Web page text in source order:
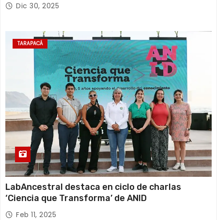
Dic 30, 2025
TARAPACÁ
LabAncestral destaca en ciclo de charlas
‘Ciencia que Transforma’ de ANID
Feb 11, 2025